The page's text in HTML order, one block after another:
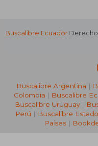
Buscalibre Ecuador
Buscalibre Argentina |
Colombia | Buscalibre
Buscalibre Uruguay|
Perú | Buscalibre
Países |